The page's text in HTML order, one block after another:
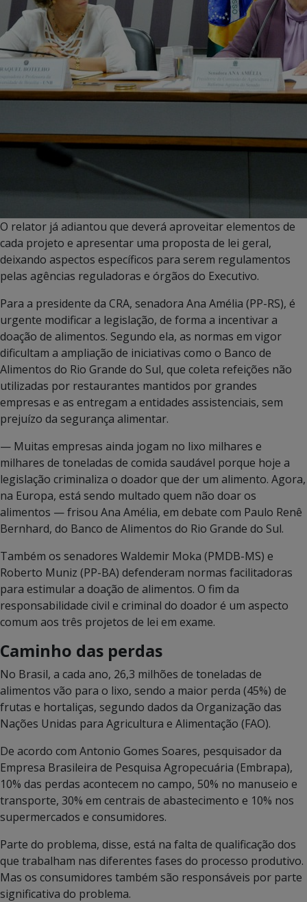
O relator já adiantou que deverá aproveitar elementos de
cada projeto e apresentar uma proposta de lei geral,
deixando aspectos específicos para serem regulamentos
pelas agências reguladoras e órgãos do Executivo.
Para a presidente da CRA, senadora Ana Amélia (PP-RS), é
urgente modificar a legislação, de forma a incentivar a
doação de alimentos. Segundo ela, as normas em vigor
dificultam a ampliação de iniciativas como o Banco de
Alimentos do Rio Grande do Sul, que coleta refeições não
utilizadas por restaurantes mantidos por grandes
empresas e as entregam a entidades assistenciais, sem
prejuízo da segurança alimentar.
— Muitas empresas ainda jogam no lixo milhares e
milhares de toneladas de comida saudável porque hoje a
legislação criminaliza o doador que der um alimento. Agora,
na Europa, está sendo multado quem não doar os
alimentos — frisou Ana Amélia, em debate com Paulo Renê
Bernhard, do Banco de Alimentos do Rio Grande do Sul.
Também os senadores Waldemir Moka (PMDB-MS) e
Roberto Muniz (PP-BA) defenderam normas facilitadoras
para estimular a doação de alimentos. O fim da
responsabilidade civil e criminal do doador é um aspecto
comum aos três projetos de lei em exame.
Caminho das perdas
No Brasil, a cada ano, 26,3 milhões de toneladas de
alimentos vão para o lixo, sendo a maior perda (45%) de
frutas e hortaliças, segundo dados da Organização das
Nações Unidas para Agricultura e Alimentação (FAO).
De acordo com Antonio Gomes Soares, pesquisador da
Empresa Brasileira de Pesquisa Agropecuária (Embrapa),
10% das perdas acontecem no campo, 50% no manuseio e
transporte, 30% em centrais de abastecimento e 10% nos
supermercados e consumidores.
Parte do problema, disse, está na falta de qualificação dos
que trabalham nas diferentes fases do processo produtivo.
Mas os consumidores também são responsáveis por parte
significativa do problema.